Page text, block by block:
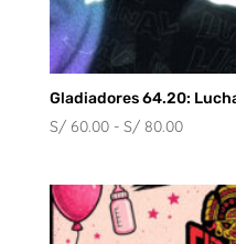
Gladiadores 64.20:
S/60.00 - S/80.00Rango
desde
S/